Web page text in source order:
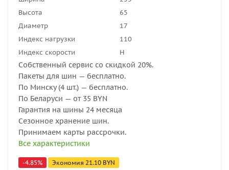
Высота
65
Диаметр
17
Индекс нагрузки
110
Индекс скорости
H
Собственный сервис со скидкой 20%.
Пакеты для шин — бесплатно.
По Минску (4 шт.) — бесплатно.
По Беларуси — от 35 BYN
Гарантия на шины 24 месяца
Сезонное хранение шин.
Принимаем карты рассрочки.
Все характеристики
-4.85% Экономия 21.10 BYN